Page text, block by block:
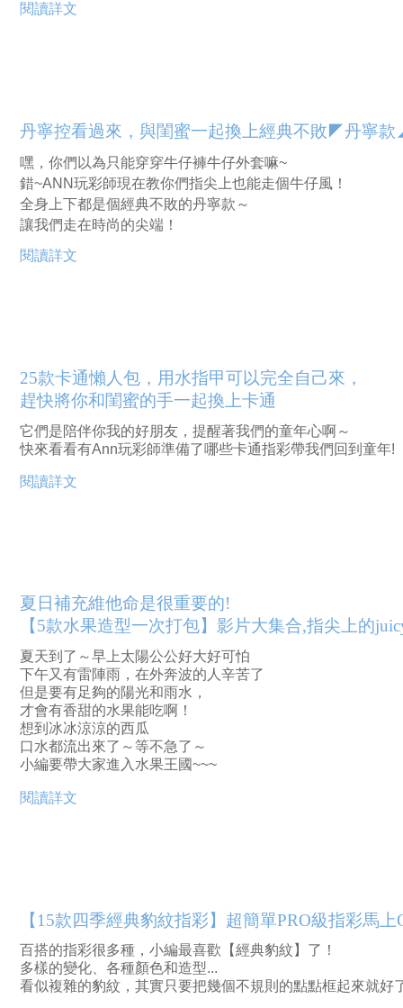
閱讀詳文
丹寧控看過來，與閨蜜一起換上經典不敗◤丹寧
嘿，你們以為只能穿穿牛仔褲牛仔外套嘛~
錯~ANN玩彩師現在教你們指尖上也能走個牛仔風！
全身上下都是個經典不敗的丹寧款～
讓我們走在時尚的尖端！
閱讀詳文
25款卡通懶人包，用水指甲可以完全自己來，
趕快將你和閨蜜的手一起換上卡通
它們是陪伴你我的好朋友，提醒著我們的童年心啊～
快來看看有Ann玩彩師準備了哪些卡通指彩帶我們回到童年!
閱讀詳文
夏日補充維他命是很重要的!
【5款水果造型一次打包】影片大集合,指尖上的
夏天到了～早上太陽公公好大好可怕
下午又有雷陣雨，在外奔波的人辛苦了
但是要有足夠的陽光和雨水，
才會有香甜的水果能吃啊！
想到冰冰涼涼的西瓜
口水都流出來了～等不急了～
小編要帶大家進入水果王國~~~
閱讀詳文
【15款四季經典豹紋指彩】超簡單PRO級指彩馬
百搭的指彩很多種，小編最喜歡【經典豹紋】了！
多樣的變化、各種顏色和造型...
看似複雜的豹紋，其實只要把幾個不規則的點點框起來就好